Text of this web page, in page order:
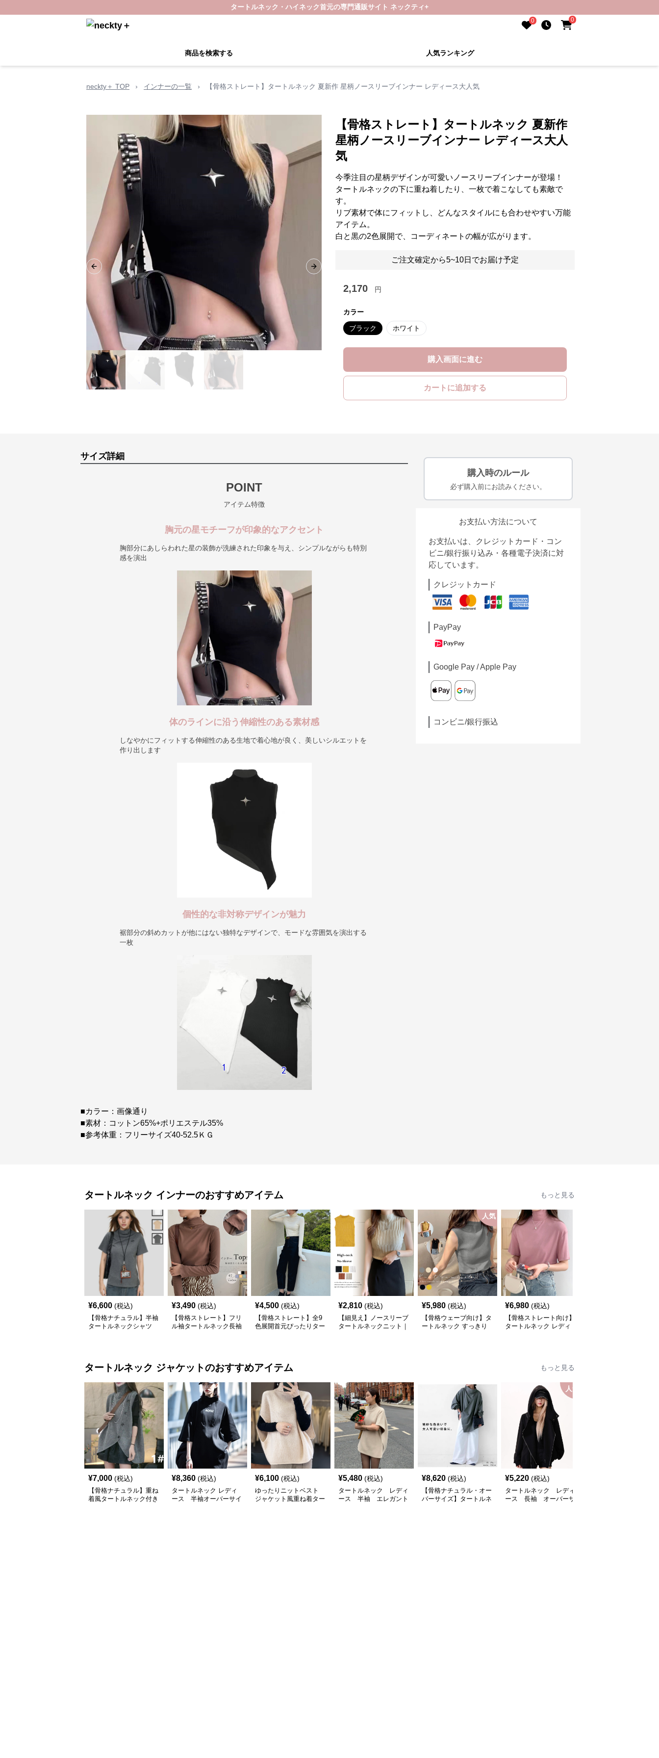
タートルネック・ハイネック首元の専門通販サイト ネックティ+
0 0
商品を検索する 人気ランキング
neckty＋ TOP › インナーの一覧 › 【骨格ストレート】タートルネック 夏新作 星柄ノースリーブインナー レディース大人気
Previous slide Next slide
【骨格ストレート】タートルネック 夏新作
星柄ノースリーブインナー レディース大人
気
今季注目の星柄デザインが可愛いノースリーブインナーが登場！
タートルネックの下に重ね着したり、一枚で着こなしても素敵で
す。
リブ素材で体にフィットし、どんなスタイルにも合わせやすい万能
アイテム。
白と黒の2色展開で、コーディネートの幅が広がります。
ご注文確定から5~10日でお届け予定
2,170 円
カラー
ブラック ホワイト
購入画面に進む
カートに追加する
サイズ詳細
POINT
アイテム特徴
胸元の星モチーフが印象的なアクセント
胸部分にあしらわれた星の装飾が洗練された印象を与え、シンプルながらも特別
感を演出
体のラインに沿う伸縮性のある素材感
しなやかにフィットする伸縮性のある生地で着心地が良く、美しいシルエットを
作り出します
個性的な非対称デザインが魅力
裾部分の斜めカットが他にはない独特なデザインで、モードな雰囲気を演出する
一枚
■カラー：画像通り
■素材：コットン65%+ポリエステル35%
■参考体重：フリーサイズ40-52.5ＫＧ
購入時のルール
必ず購入前にお読みください。
お支払い方法について
お支払いは、クレジットカード・コン
ビニ/銀行振り込み・各種電子決済に対
応しています。
クレジットカード
PayPay
Google Pay / Apple Pay
コンビニ/銀行振込
タートルネック インナーのおすすめアイテム もっと見る
¥6,600 (税込)
【骨格ナチュラル】半袖
タートルネックシャツ
¥3,490 (税込)
【骨格ストレート】フリ
ル袖タートルネック長袖
¥4,500 (税込)
【骨格ストレート】全9
色展開首元ぴったりター
¥2,810 (税込)
【細見え】ノースリーブ
タートルネックニット｜
人気
¥5,980 (税込)
【骨格ウェーブ向け】タ
ートルネック すっきり
¥6,980 (税込)
【骨格ストレート向け】
タートルネック レディ
タートルネック ジャケットのおすすめアイテム もっと見る
¥7,000 (税込)
【骨格ナチュラル】重ね
着風タートルネック付き
¥8,360 (税込)
タートルネック レディ
ース 半袖オーバーサイ
¥6,100 (税込)
ゆったりニットベスト
ジャケット風重ね着ター
¥5,480 (税込)
タートルネック レディ
ース 半袖 エレガント
¥8,620 (税込)
【骨格ナチュラル・オー
バーサイズ】タートルネ
人気
¥5,220 (税込)
タートルネック レディ
ース 長袖 オーバーサ